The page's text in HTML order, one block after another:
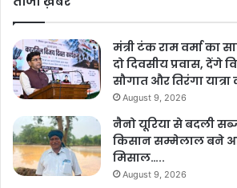
मंत्री टंक राम वर्मा का
दो दिवसीय प्रवास, देंगे
सौगात और तिरंगा
August 9, 2026
नैनो यूरिया से बदली
किसान सम्मेलाल बने
मिसाल…..
August 9, 2026